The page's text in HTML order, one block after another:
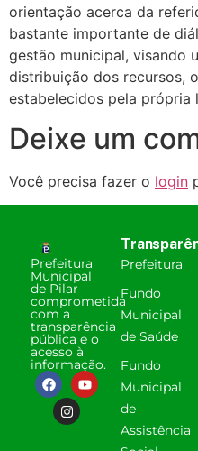
orientação acerca da
bastante importante de
gestão municipal, visando
distribuição dos recursos,
estabelecidos pela própria
Deixe um
Você precisa fazer o login
Prefeitura
Municipal
de Pilar
comprometida
com a
transparência
pública e o
acesso à
informação.
Prefeitura
Fundo
Municipal
de Saúde
Fundo
Municipal
de
Assistência